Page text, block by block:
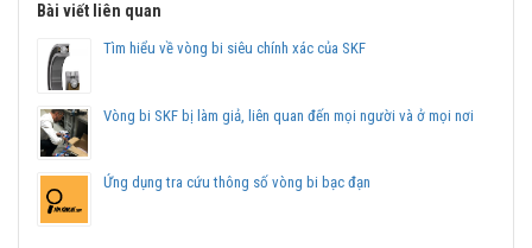
Bài viết liên quan
Tìm hiểu về vòng bi siêu chính xác của SKF
Vòng bi SKF bị làm giả, liên quan đến mọi người và ở mọi nơi
Ứng dụng tra cứu thông số vòng bi bạc đạn